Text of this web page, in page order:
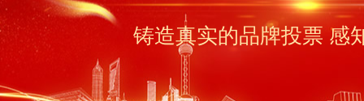
铸造真实的品牌投票 感